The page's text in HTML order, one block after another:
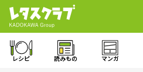
レシピ 読みもの マンガ